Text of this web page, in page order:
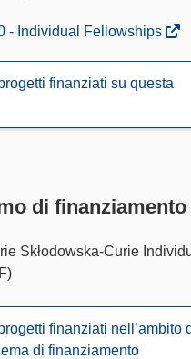
- Individual Fellowships
finanziati su questa
di finanziamento
Skłodowska-Curie
finanziati nell’ambito
di finanziamento